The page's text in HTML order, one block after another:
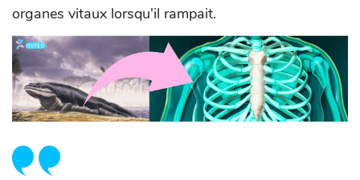
organes vitaux lorsqu'il rampait.